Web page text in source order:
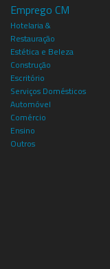
Emprego CM
Hotelaria &
Restauração
Estética e Beleza
Construção
Escritório
Serviços Domésticos
Automóvel
Comércio
Ensino
Outros